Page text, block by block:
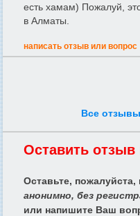
есть хамам) Пожалуй,
в Алматы.
написать отзыв или вопрос
Все
Оставить отзыв
Оставьте, пожалуйста,
анонимно, без
или напишите Ваш